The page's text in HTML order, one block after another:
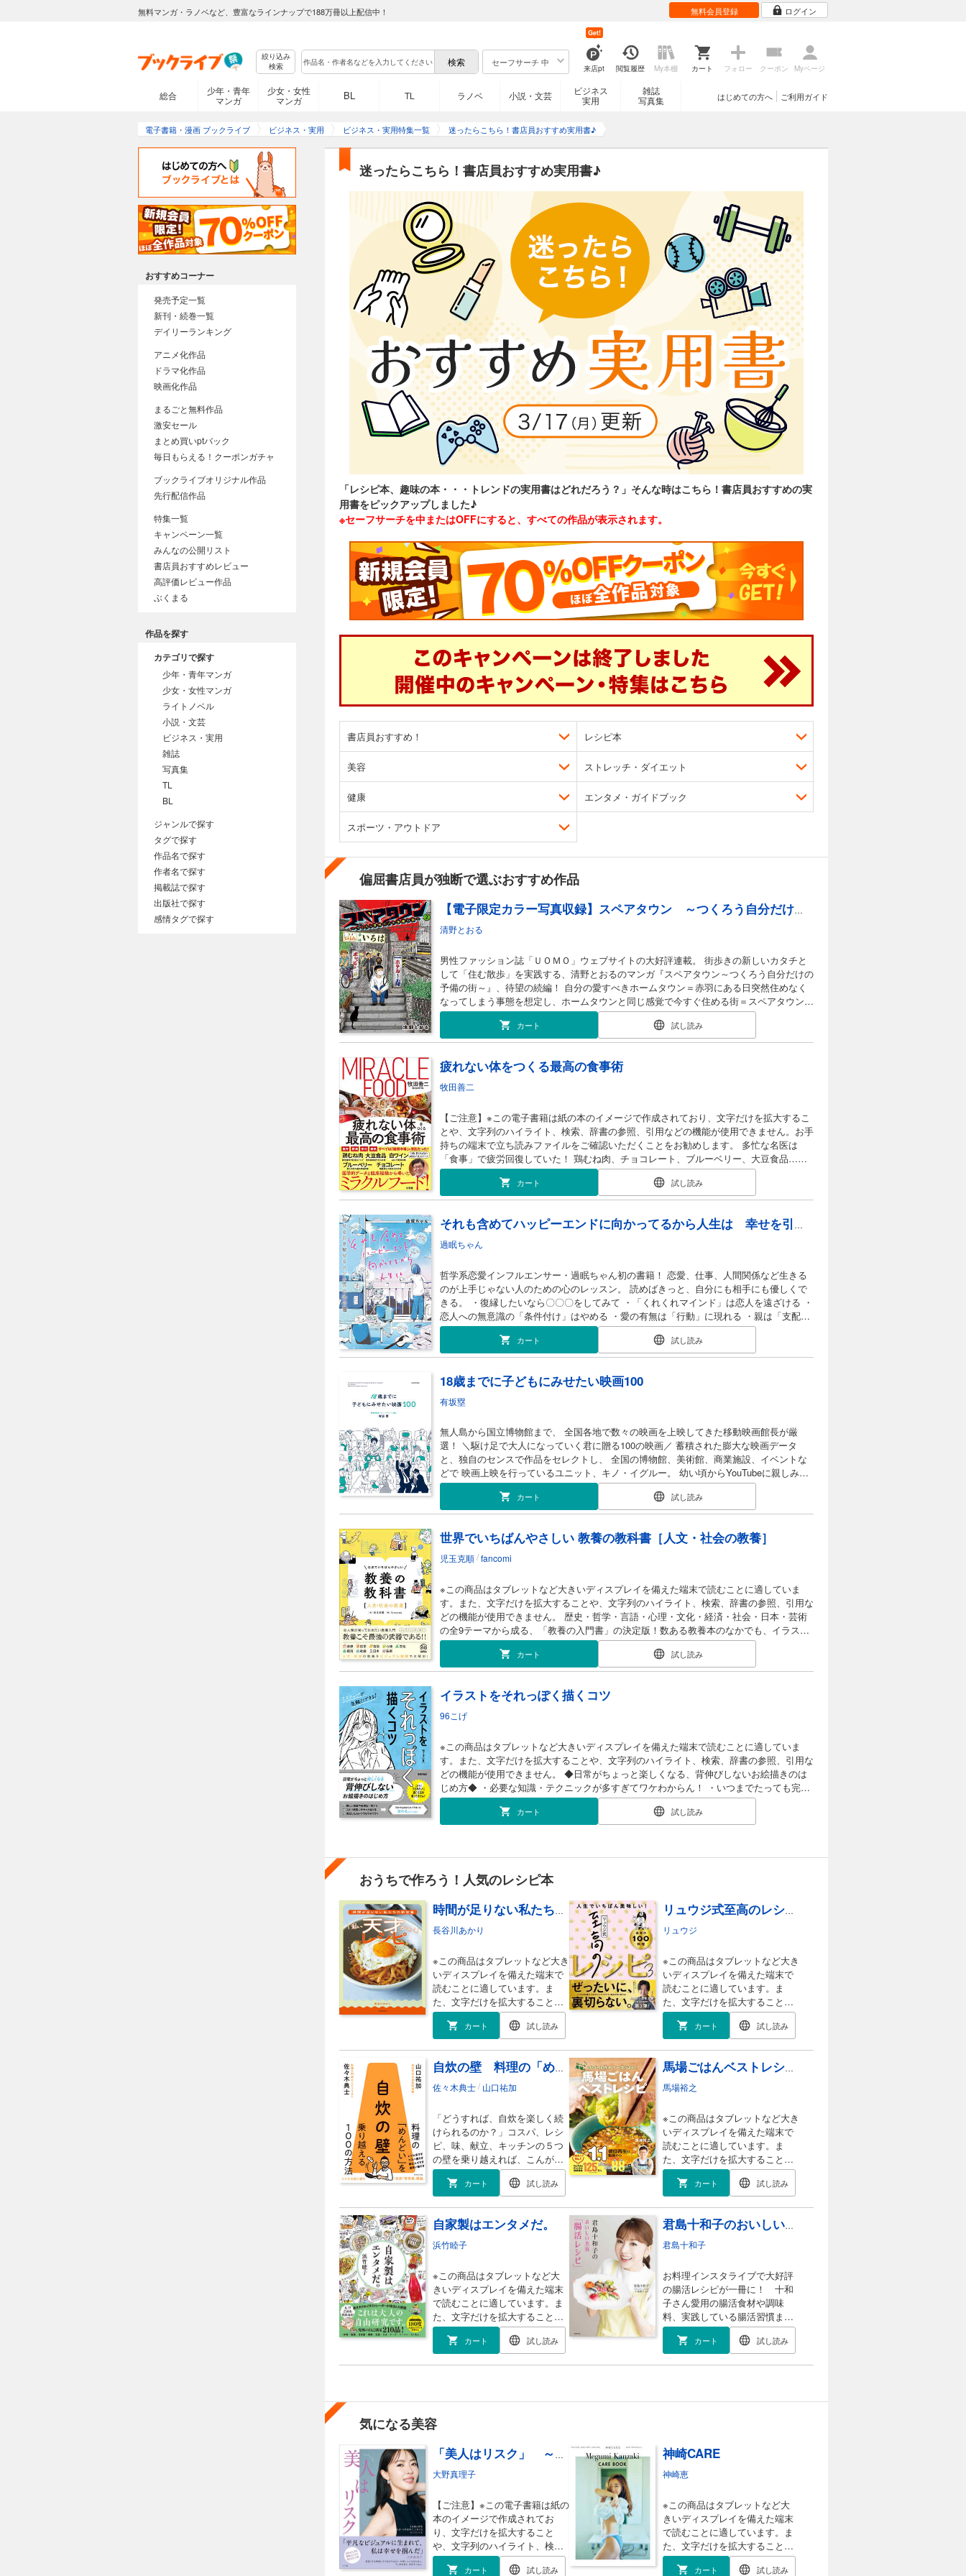
無料マンガ・ラノベなど、豊富なラインナップで188万冊以上配信中！ 無料会員登録 ログイン
絞り込み
検索
セーフサーチ 中
来店pt
Get!
閲覧履歴 My本棚 カート フォロー クーポン Myページ
総合
少年・青年
マンガ
少女・女性
マンガ
BL TL ラノベ 小説・文芸
ビジネス
実用
雑誌
写真集
ご利用ガイド
はじめての方へ
電子書籍・漫画 ブックライブ ビジネス・実用 ビジネス・実用特集一覧 迷ったらこちら！書店員おすすめ実用書♪
おすすめコーナー
発売予定一覧
新刊・続巻一覧
デイリーランキング
アニメ化作品
ドラマ化作品
映画化作品
まるごと無料作品
激安セール
まとめ買いptバック
毎日もらえる！クーポンガチャ
ブックライブオリジナル作品
先行配信作品
特集一覧
キャンペーン一覧
みんなの公開リスト
書店員おすすめレビュー
高評価レビュー作品
ぶくまる
作品を探す
カテゴリで探す
少年・青年マンガ
少女・女性マンガ
ライトノベル
小説・文芸
ビジネス・実用
雑誌
写真集
TL
BL
ジャンルで探す
タグで探す
作品名で探す
作者名で探す
掲載誌で探す
出版社で探す
感情タグで探す
迷ったらこちら！書店員おすすめ実用書♪
「レシピ本、趣味の本・・・トレンドの実用書はどれだろう？」そんな時はこちら！書店員おすすめの実
用書をピックアップしました♪
※セーフサーチを中またはOFFにすると、すべての作品が表示されます。
書店員おすすめ！ レシピ本
美容 ストレッチ・ダイエット
健康 エンタメ・ガイドブック
スポーツ・アウトドア
偏屈書店員が独断で選ぶおすすめ作品
【電子限定カラー写真収録】スペアタウン ～つくろう自分だけの予備の街～ ２
清野とおる
男性ファッション誌「ＵＯＭＯ」ウェブサイトの大好評連載。 街歩きの新しいカタチと
して「住む散歩」を実践する、清野とおるのマンガ『スペアタウン～つくろう自分だけの
予備の街～』、待望の続編！ 自分の愛すべきホームタウン＝赤羽にある日突然住めなく
なってしまう事態を想定し、ホームタウンと同じ感覚で今すぐ住める街＝スペアタウンを
探す旅を続ける。 今回訪れたのは十二社（西新宿４丁目）、高津（川崎市）、溝の口
（川崎市）。 さらに、京王プラザホテル閉館後の多摩センターに再訪。そしてホームタ
ウンのよさを再確認するべく赤羽のビジネスホテルに宿泊するなど、１巻に勝るとも劣ら
ル」といった、街での運気が爆上がりする「清野流12の街歩き秘術」を大公開。 雑誌
「ＵＯＭＯ」に掲載された、大阪と出雲が舞台の特別読切マンガも収録しています。
［目次］ 第８話 十二社 第９話 続・多摩センター 第10話 上げまくりまくろう！ ス
ペアタ運 第11話 スペアタウン ～押切蓮介氏の場合～ 第12話 溝の口 第13話 赤羽 ～
愛でようホームタウン～ とくべつ読切１ ゆけむれ！サ湯リスト（～大阪編～） とくべ
つ読切２ 二礼!!四拍手!!一礼！二泊!!三日!! 出雲の旅 あとがき
カート 試し読み
疲れない体をつくる最高の食事術
牧田善二
【ご注意】※この電子書籍は紙の本のイメージで作成されており、文字だけを拡大するこ
とや、文字列のハイライト、検索、辞書の参照、引用などの機能が使用できません。お手
持ちの端末で立ち読みファイルをご確認いただくことをお勧めします。 多忙な名医は
「食事」で疲労回復していた！ 鶏むね肉、チョコレート、ブルーベリー、大豆食品…。
TVで話題の名医が最新データや臨床経験に基づき、６つの「ミラクルフード」を紹介！
最新調査では日本人の約８割が「疲れている」と回答。 疲労はもはや「国民病」です！
原因は複雑ですが、疲れ知らずの名医は「最大の問題は食事」と指摘。 以下のような行
気合いを入れる ●缶コーヒーや炭酸飲料で一服 ●無料の大盛りライスをがっつり ●夏場は
スポーツドリンクを愛飲 …… 実は、これらも慢性疲労の要因。 しかも、疲れやすい人は
太りやすく、老化も早く、大病も患いやすい…。 疲労を放置すれば、寿命が縮まるので
り。 ●丼ものより「定食」を選ぶ ●「旬の食材」を食べる ●調理法は｢蒸す・茹でる｣ ●
「晩酌」をしながら楽しむ ●加工食品より「伝統食」 …… 医食同源！食べて、飲んで、
疲労回復！ 名医が教える「最高の食事術」を取り入れ、太らず、老けずに、疲れ知らず
の体を手に入れましょう！ （底本 ２０２４年６月発売作品）
カート 試し読み
それも含めてハッピーエンドに向かってるから人生は 幸せを引き寄せるメンタルの処方箋
過眠ちゃん
哲学系恋愛インフルエンサー・過眠ちゃん初の書籍！ 恋愛、仕事、人間関係など生きる
のが上手じゃない人のための心のレッスン。 読めばきっと、自分にも相手にも優しくで
きる。 ・復縁したいなら〇〇〇をしてみて ・「くれくれマインド」は恋人を遠ざける ・
恋人への無意識の「条件付け」はやめる ・愛の有無は「行動」に現れる ・親は「支配
者」ではないと気づこう ・自分の傷だけを過大視しない ・他人に憧れて真似をするのは
カート 試し読み
18歳までに子どもにみせたい映画100
有坂塁
無人島から国立博物館まで、 全国各地で数々の映画を上映してきた移動映画館長が厳
選！ ＼駆け足で大人になっていく君に贈る100の映画／ 蓄積された膨大な映画データ
と、独自のセンスで作品をセレクトし、 全国の博物館、美術館、商業施設、イベントな
どで 映画上映を行っているユニット、キノ・イグルー。 幼い頃からYouTubeに親しみ、
サブスクリプションサービスを通じて 新旧問わずさまざまな映画に触れられる機会が増
えている今、代表の有坂塁のもとには 「子どもに何を観せたらいい？」「どんな作品が
あるの？」 という問い合わせや上映依頼が急増中です。 本書では、学校では教えてくれ
沿って100作品を厳選。 セレクトするだけに留まらず、有坂ならでは視点で見どころを紹
介し、 それぞれの作品の先に待っている”映画体験”までを詳しく解説。 関連作を合わせ
との素晴らしさを1冊に凝縮！ 親子で楽しめる、決定版映画ガイドブックです。 ＜作品
セレクトテーマ＞ ※一部 ●子どもたちだけの冒険 ●学校をズル休みした日に観る映画 ●僕
だけのヒーロー／ヒロイン ●落ち込んだとき／上手くいかないとき ●ドキュメンタリー映
画も観てみよう ●こんな職業もアリかも!? ●映画に音がなかったとき ●学校では教えてく
れないこと ●父の大きな愛／母の深い愛 ●君は君のままでいい ●かっこいい先輩 ●友達は
大事にしろよ ●大人ってサイコー！ ●さあ、旅に出よう ＜コラム＞ 「日本で一番映画を
観ていない19歳」 「映画パンフレット、という文化」 など
カート 試し読み
世界でいちばんやさしい 教養の教科書［人文・社会の教養］
児玉克順/fancomi
※この商品はタブレットなど大きいディスプレイを備えた端末で読むことに適していま
す。また、文字だけを拡大することや、文字列のハイライト、検索、辞書の参照、引用な
どの機能が使用できません。 歴史・哲学・言語・心理・文化・経済・社会・日本・芸術
の全9テーマから成る、「教養の入門書」の決定版！数ある教養本のなかでも、イラスト
図解の量は群を抜いており、ポップで親しみやすいイラストで「楽しく教養を身につけた
い」という人におすすめ！
カート 試し読み
イラストをそれっぽく描くコツ
96こげ
※この商品はタブレットなど大きいディスプレイを備えた端末で読むことに適していま
す。また、文字だけを拡大することや、文字列のハイライト、検索、辞書の参照、引用な
どの機能が使用できません。 ◆日常がちょっと楽しくなる、背伸びしないお絵描きのは
じめ方◆ ・必要な知識・テクニックが多すぎてワケわからん！ ・いつまでたっても完成
しなくて疲れ果てました。 ・自分のヘタさに恥ずかしくなってきた……。 「楽しそう」
だからはじめたはずなのに、いつの間にかイラストが「苦痛」になる。もしそんな経験が
あるとすれば、それはあなたが「高望みしすぎ」だからかもしれません。 本書では徹
ールは1つだけ。これだけで、 ・感動した、興奮したシーンを共有できます！ ・日常の
ラストを「それっぽく」描くコツを知って、楽しいお絵描きライフをはじめてみませんか
イラストを「楽しく」はじめてみたい方 ■目次 はじめに イラストを描きたいあなたへ P
ART 1 イラストが楽しめる描き方の「きほん」 ──LESSON 1 どんな描き方を覚えれば
いいの？ ──LESSON 2 どんな風に描けばいいの？ ──COLUMN 1 「とりあえずやってみ
よう」がステップアップの秘訣 PART 2 顔をそれっぽく描くコツ ──LESSON 3 顔がそれ
っぽく描けない！ ──LESSON 4 髪がそれっぽく描けない！ ──LESSON 5 複雑な髪型が
それっぽく描けない！ ──COLUMN 2 クリアできると次のステップに進みたくなる PART
3 上半身をそれっぽく描くコツ ──LESSON 6 身体がそれっぽく描けない！ ──LESSON
7 腕がそれっぽく描けない！ ──LESSON 8 手がそれっぽく描けない！ ──COLUMN 3 上
半身が描けるとキャラクターを動かしたくなる PART 4 全身をそれっぽく描くコツ ──LE
SSON 9 脚がそれっぽく描けない！ ──LESSON 10 全身がそれっぽく描けない！ ──CO
LUMN 4 楽しさを維持するコツは楽を意識すること PART 5 ちょっと背伸びした描き方の
コツ ──LESSON 11 モノを持つポーズがそれっぽく描けない！ ──LESSON 12 両手で持
つポーズがそれっぽく描けない！ ──LESSON 13 表情がそれっぽく描けない！ ──COLU
MN 5 続けるほど自分の個性がわかる おわりに もっと描きたくなったあなたへ おまけ そ
すい」とバズった人。イラストを「楽しく」描きたいという人を応援するため、徹底的に
ハードルを下げた「それっぽい」描き方をX やFANBOXで解説している。X：@xfoxyfox
FANBOX：https://xfoxyfox.fanbox.cc/
カート 試し読み
おうちで作ろう！人気のレシピ本
時間が足りない私たちの新定番 「私、天才かも！」レシピ
長谷川あかり
※この商品はタブレットなど大き
いディスプレイを備えた端末で
読むことに適しています。ま
た、文字だけを拡大すること
や、文字列のハイライト、検
索、辞書の参照、引用などの機
能が使用できません。 料理がし
たいけど得意じゃないからちょ
っと面倒……そんな忙しく働く
ひとへ。 せっかく作るなら
「私、天才かも！」と思えるレ
シピで気持ちも満足したい。そ
こで、料理上手な気分になれる
レシピがすごいと人気の料理
家・長谷川あかりさんが、「料
理に対するハードルを下げてほ
しい」とお悩みを解決するレシ
ピを集めました。 ・へとへと限
界な夜でも作る気になる一品
は？ ・一人の夜ごはんはスープ
でいい、スープがいい ・これな
すすめ ・サラダがいつもワンパ
ターンになってしまう ・「絶
対、失敗しないので」レシピが
ほしい ・ホムパも安心。ぶっつ
けＯＫごちそうは？ ・おいしい
節約レシピが知りたい ……ほ
か 作ってみたら「私、天才か
も！」と思わず感動する、あた
い。 簡単・気楽・都合のいい私
ますように」（長谷川あかり）
画像にした電子書籍です。文字
んので、タブレットサイズの端
末での閲読を推奨します。ま
た、文字列のハイライトや検
索、辞書の参照、引用などの機
能も使用できません。
カート 試し読み
リュウジ式至高のレシピ３ 人生でいちばん美味しい！基本の料理100
リュウジ
※この商品はタブレットなど大き
いディスプレイを備えた端末で
読むことに適しています。ま
た、文字だけを拡大すること
や、文字列のハイライト、検
索、辞書の参照、引用などの機
能が使用できません。 ぜったい
理のおにいさんの一番売れてる
レシピ本シリーズ！ 料理レシピ
本大賞 in Japan 大賞受賞作、待
望の第３弾！ ・著書150万部突
破！ ・SNS総フォロワー1000万
人突破！ ・YouTube総再生回数
12億回突破！ YOUTUBE未公開
レシピが、40品！（2025年1月
時点） なんと、１巻～３巻まで
を１つにまとめた索引つき！ ３
作合計で基本の料理を300品掲
載。こんだけ作れれば、間違い
なく「料理上手」って言ってい
い！ 【至高のレシピって、どん
のすごいアイデアで至高の料理
に進化する! →工程もめちゃくち
ゃ丁寧に載せたのでレシピ通り
に作ってください。 2.ウラ技満
載で、「おいしい!」への最短距
離を突破します →ウマいもの作
るために本当に必要なことしか
書いてません。 3.つまりこの本
・アジのように開け。さすれば
ライ」 ・湯煎でも炊飯器でもな
のローストビーフ」 ・あの韓国
の調味料が日常を変える「至高
のコンソメスープ」 ・殻をむき
やすいゆで方も教えます「至高
のゆで卵」 ・魔法の粉を混ぜ込
カート 試し読み
自炊の壁 料理の「めんどい」を乗り越える１００の方法
佐々木典士/ 山口祐加
「どうすれば、自炊を楽しく続
けられるのか？」コスパ、レシ
ピ、味、献立、キッチンの５つ
の壁を乗り越えれば、こんがら
がった料理の当たり前が消え
る！ 料理がもっと自由にな
る！ 料理入門中のミニマリス
１００のテーマで「壁」を解き
明かす、一生モノの“自炊”啓発
書。
カート 試し読み
馬場ごはんベストレシピ ロバート馬場のばばっと作れて一生うまい！
馬場裕之
※この商品はタブレットなど大き
いディスプレイを備えた端末で
読むことに適しています。ま
た、文字だけを拡大すること
や、文字列のハイライト、検
索、辞書の参照、引用などの機
能が使用できません。 料理芸人
バート馬場ちゃんのYouTubeチ
ャンネル「ばばっと！馬場ごは
ん」初のレシピ本！ 100万回以
上再生された大バズリ動画多数
の大人気チャンネルから厳選し
たレシピを紹介。どれもばばっ
と作れて一生うまい！
カート 試し読み
自家製はエンタメだ。
浜竹睦子
※この商品はタブレットなど大
きいディスプレイを備えた端末
で読むことに適しています。ま
た、文字だけを拡大すること
や、文字列のハイライト、検
索、辞書の参照、引用などの機
能が使用できません。 祝！料
く！エンタメレシピ／／ この
思っていた食品あれこれが、
なんでも自分で作ってみたくな
レーターが体当たり実践！ 味
噌や梅など自家製の定番から
「え！これも家で作れるの？」
という驚きのものまで、 全210
品をどーんとご紹介。 さら
カート 試し読み
君島十和子のおいしい美容「腸活レシピ」
君島十和子
お料理インスタライブで大好評
の腸活レシピが一冊に！ 十和
子さん愛用の腸活食材や調味
料、実践している腸活習慣まで
公開します 美容家として、自身
がプロデュースするスキンケア
ブランドFTCの「顔」として理
ているクッキングライブでは
する様子を配信。 これが大好評
いという声が続々届き、本書に
実を結びました。 レシピに加え
て、十和子さんが愛用している
腸活食材や調味料などもしっか
りご紹介。 腸活の効果を上げる
カート 試し読み
気になる美容
「美人はリスク」 ～＃皮膚の変態「美容家・大野真理子」と考える、キレイと人生～
大野真理子
【ご注意】※この電子書籍は紙の
本のイメージで作成されてお
り、文字だけを拡大すること
や、文字列のハイライト、検
索、辞書の参照、引用などの機
能が使用できません。お手持ち
カート 試し読み
神崎CARE
神崎恵
※この商品はタブレットなど大
きいディスプレイを備えた端末
で読むことに適しています。ま
た、文字だけを拡大すること
や、文字列のハイライト、検
索、辞書の参照、引用などの機
カート 試し読み